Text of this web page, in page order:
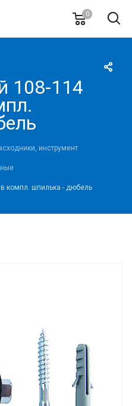
0
108-114
инструмент
компл. шпилька - дюбель